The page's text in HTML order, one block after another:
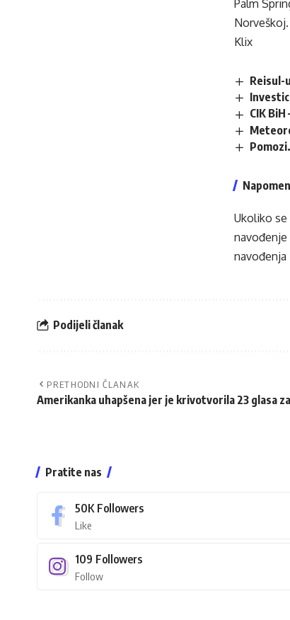
Palm
Norveškoj.
Klix
Reisul-
CIK
Ukoliko
navođenja
Podijeli članak
PRETHODNI ČLANAK
Amerikanka uhapšena jer je krivotvorila 23 glasa
Pratite nas
50K Followers
Like
109 Followers
Follow